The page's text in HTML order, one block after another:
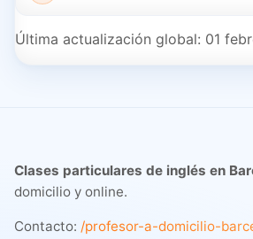
Última actualización global: 01
Clases particulares de inglés en
domicilio y online.
Contacto: /profesor-a-domicilio-